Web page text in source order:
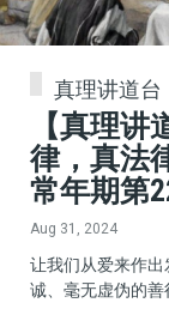
真理讲道台
【真理讲
律，真法
常年期第
Aug 31, 2024
让我们从爱来作
诚、毫无虚伪的善